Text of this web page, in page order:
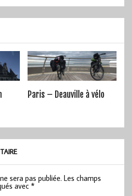
Paris – Deauville à vélo
sera pas publiée. Les champs
avec*